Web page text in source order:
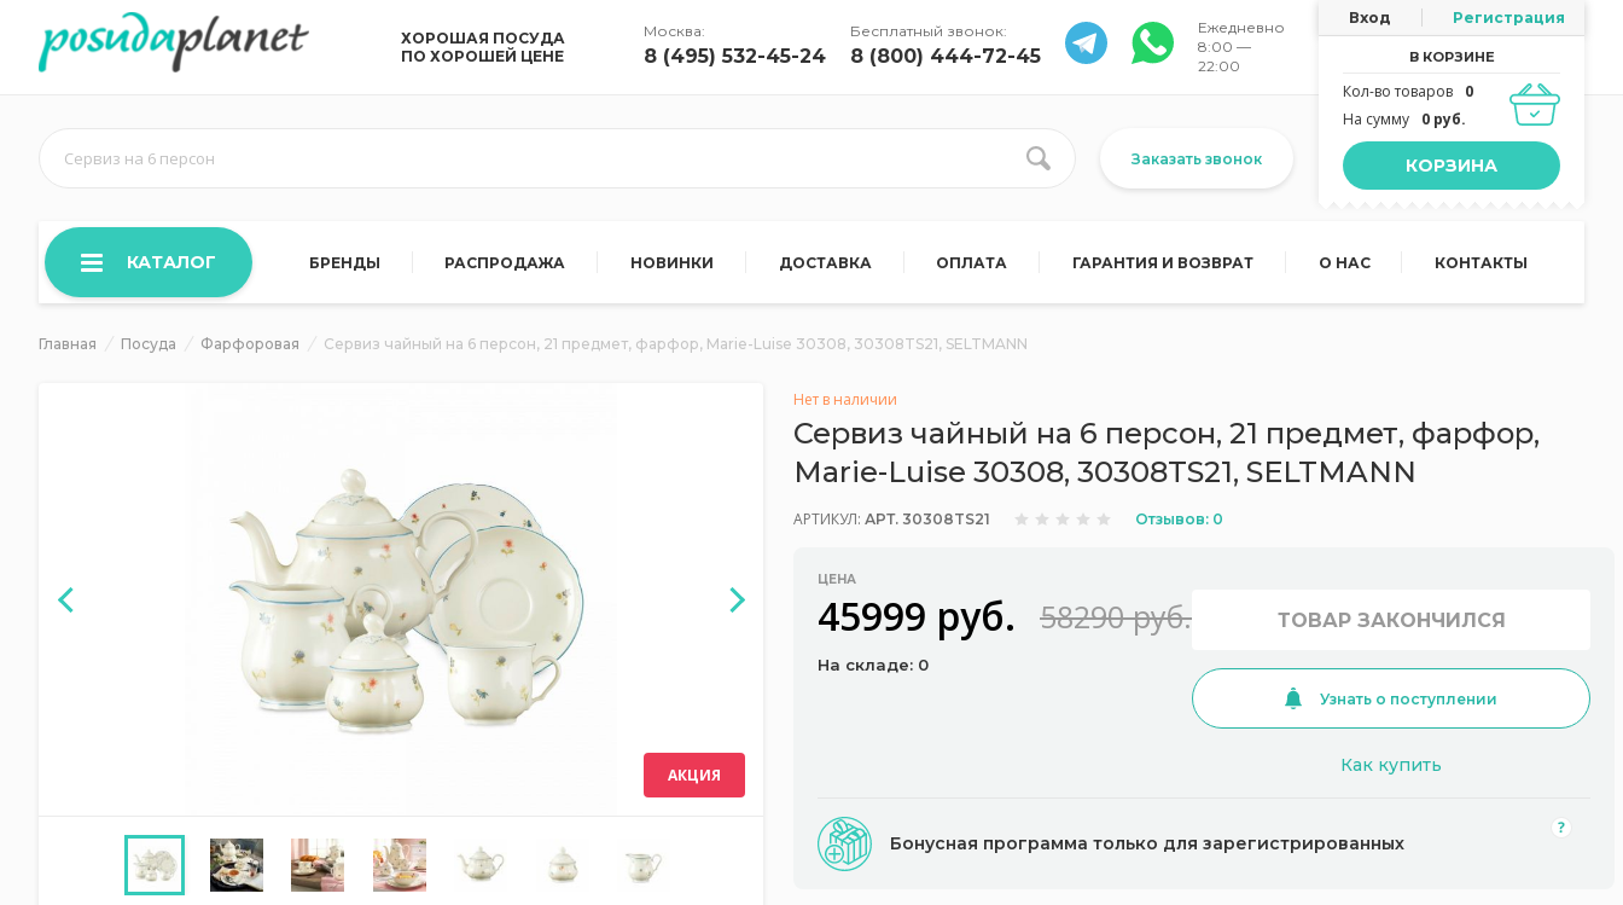
ХОРОШАЯ ПОСУДА
ПО ХОРОШЕЙ ЦЕНЕ
Москва:
8 (495) 532-45-24
Бесплатный звонок:
8 (800) 444-72-45
Ежедневно
8:00 —
22:00
Вход Регистрация
В КОРЗИНЕ
Кол-во товаров
0
На сумму
0 руб.
КОРЗИНА
Сервиз на 6 персон Заказать звонок
КАТАЛОГ БРЕНДЫ РАСПРОДАЖА НОВИНКИ ДОСТАВКА ОПЛАТА ГАРАНТИЯ И ВОЗВРАТ О НАС КОНТАКТЫ
Главная Посуда Фарфоровая Сервиз чайный на 6 персон, 21 предмет, фарфор, Marie-Luise 30308, 30308TS21, SELTMANN
АКЦИЯ
Нет в наличии
Сервиз чайный на 6 персон, 21 предмет, фарфор,
Marie-Luise 30308, 30308TS21, SELTMANN
АРТИКУЛ: АРТ. 30308TS21 Отзывов: 0
ЦЕНА
45999 руб. 58290 руб.
На складе: 0
ТОВАР ЗАКОНЧИЛСЯ
Узнать о поступлении
Как купить
Бонусная программа только для зарегистрированных